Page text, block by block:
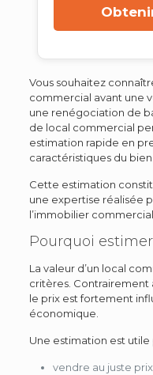
Vous souhaitez
commercial avant une
une renégociation de
de local commercial
estimation rapide en
caractéristiques du bien.
Cette estimation
une expertise réalisée
l’immobilier commercial.
Pourquoi
La valeur d’un local
critères. Contrairement
le prix est fortement
économique.
Une estimation est utile
vendre au juste prix